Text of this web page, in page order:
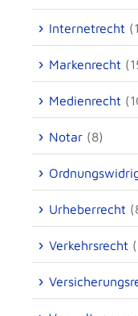
Internetrecht
Markenrecht
Medienrecht
Notar(8)
Urheberrecht
Verkehrsrecht